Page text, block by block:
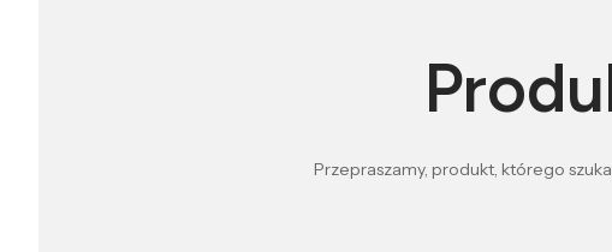
Przepraszamy, produkt, którego